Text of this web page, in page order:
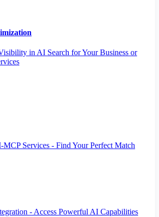
in AI Search for Your Business or
Services - Find Your Perfect Match
- Access Powerful AI Capabilities